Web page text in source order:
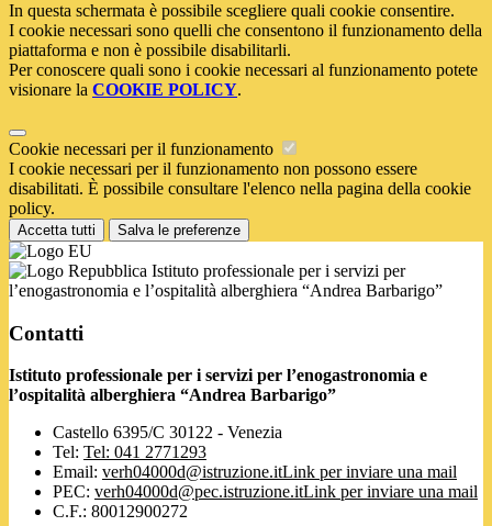
In questa schermata è possibile scegliere quali cookie consentire.
I cookie necessari sono quelli che consentono il funzionamento della
piattaforma e non è possibile disabilitarli.
Per conoscere quali sono i cookie necessari al funzionamento potete
visionare la COOKIE POLICY.
Cookie necessari per il funzionamento
I cookie necessari per il funzionamento non possono essere
disabilitati. È possibile consultare l'elenco nella pagina della cookie
policy.
Accetta tutti Salva le preferenze
Istituto professionale per i servizi per
l’enogastronomia e l’ospitalità alberghiera “Andrea Barbarigo”
Contatti
Istituto professionale per i servizi per l’enogastronomia e
l’ospitalità alberghiera “Andrea Barbarigo”
Castello 6395/C 30122 - Venezia
Tel: Tel: 041 2771293
Email: verh04000d@istruzione.itLink per inviare una mail
PEC: verh04000d@pec.istruzione.itLink per inviare una mail
C.F.: 80012900272